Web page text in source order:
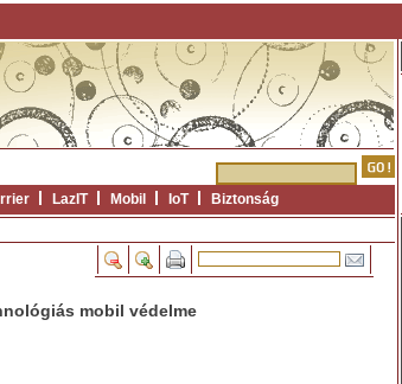
LazIT Mobil IoT Biztonság
mobil védelme